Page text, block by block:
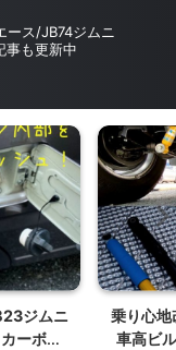
ース/JB74ジムニ
事も更新中
ジムニ
ーボン
乗り心
車高ビ